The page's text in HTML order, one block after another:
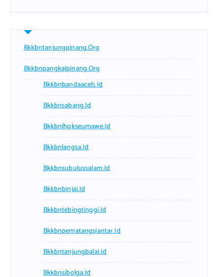
Bkkbntanjungpinang.org
Bkkbnpangkalpinang.org
Bkkbnbandaaceh.id
Bkkbnsabang.id
Bkkbnlhokseumawe.id
Bkkbnlangsa.id
Bkkbnsubulussalam.id
Bkkbnbinjai.id
Bkkbntebingtinggi.id
Bkkbnpematangsiantar.id
Bkkbntanjungbalai.id
Bkkbnsibolga.id